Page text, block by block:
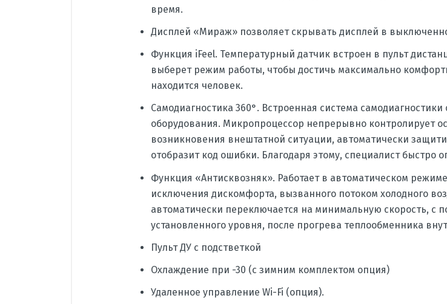
время.
Дисплей «Мираж» позволяет скрывать дисплей в
Функция iFeel. Температурный датчик встроен в пульт
выберет режим работы, чтобы достичь максимально
находится человек.
Cамодиагностика 360°. Встроенная система
оборудования. Микропроцессор непрерывно контролирует
возникновения внештатной ситуации, автоматически
отобразит код ошибки. Благодаря этому, специалист быстро
Функция «Антисквозняк». Работает в автоматическом
исключения дискомфорта, вызванного потоком холодного
автоматически переключается на минимальную скорость,
установленного уровня, после прогрева теплообменника
Пульт ДУ с подстветкой
Охлаждение при -30 (с зимним комплектом опция)
Удаленное управление Wi-Fi (опция).